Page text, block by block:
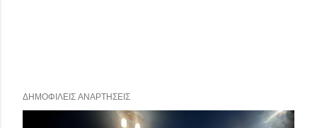
ΔΗΜΟΦΙΛΕΊΣ ΑΝΑΡΤΉΣΕΙΣ